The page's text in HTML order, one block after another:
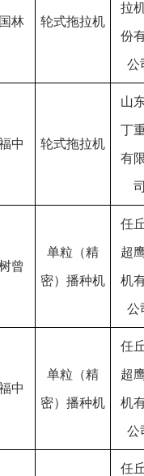
林 轮式拖拉机
拉
份
公
中 轮式拖拉机
山
丁
有
曾
单粒（精
密）播种机
任
超
机
公
中
单粒（精
密）播种机
任
超
机
公
任